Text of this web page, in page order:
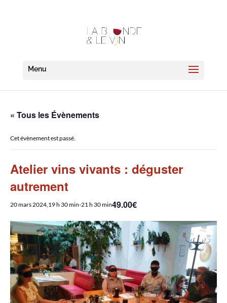
« Tous les Évènements
Cet évènement est passé.
Atelier vins vivants : déguster
autrement
20 mars 2024,19 h 30 min-21 h 30 min49.00€